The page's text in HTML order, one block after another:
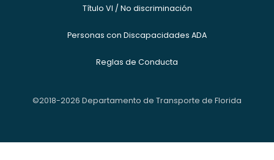
Título VI / No discriminación
Personas con Discapacidades ADA
Reglas de Conducta
©2018-2026 Departamento de Transporte de Florida